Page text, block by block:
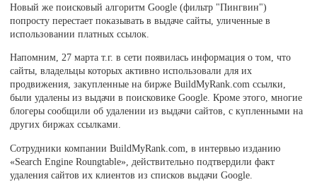
Новый же поисковый алгоритм Google (фильтр "Пингвин")
попросту перестает показывать в выдаче сайты, уличенные в
использовании платных ссылок.
Напомним, 27 марта т.г. в сети появилась информация о том, что
сайты, владельцы которых активно использовали для их
продвижения, закупленные на бирже BuildMyRank.com ссылки,
были удалены из выдачи в поисковике Google. Кроме этого, многие
блогеры сообщили об удалении из выдачи сайтов, с купленными на
других биржах ссылками.
Сотрудники компании BuildMyRank.com, в интервью изданию
«Search Engine Roungtable», действительно подтвердили факт
удаления сайтов их клиентов из списков выдачи Google.